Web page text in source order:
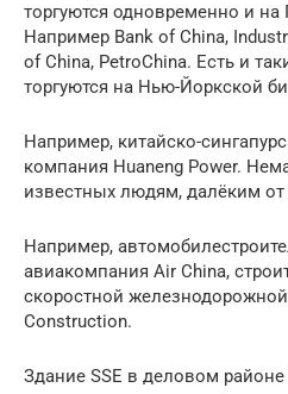
торгуются одновременно и на
Например Bank of China,
of China, PetroChina. Есть и
торгуются на Нью-Йоркской
Например, китайско-
компания Huaneng Power.
известных людям, далёким
Например,
авиакомпания Air China,
скоростной железнодорожной
Construction.
Здание SSE в деловом